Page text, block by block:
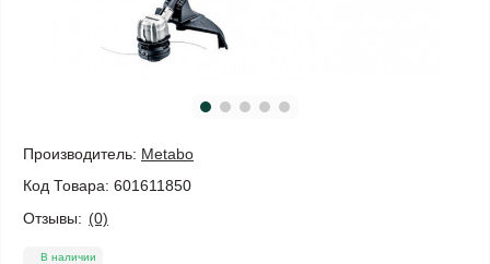
Производитель: Metabo
Код Товара: 601611850
Отзывы: (0)
В наличии